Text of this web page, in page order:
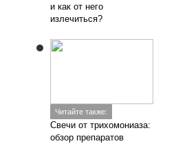
и как от него
излечиться?
Читайте также:
Свечи от трихомониаза:
обзор препаратов